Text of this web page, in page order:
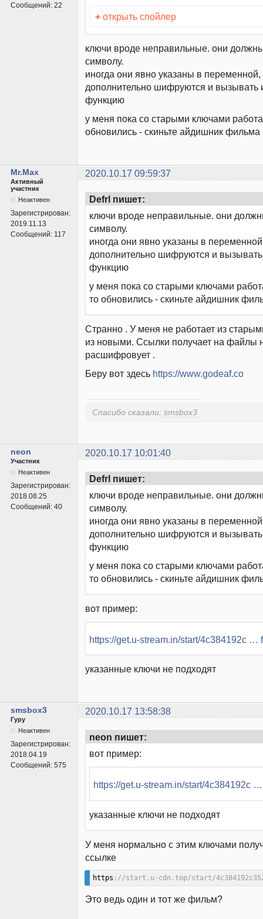
Сообщений: 22
+ открыть спойлер
ключи вроде неправильные. они
символу.
иногда они явно указаны в переменной,
дополнительно шифруются и вызывать
функцию
у меня пока со старыми ключами
обновились - скиньте айдишник фильма
Mr.Max 2020.10.17 09:59:37
Активный
участник
Неактивен
Зарегистрирован:
2019.11.13
Сообщений: 117
Defrl пишет:
ключи вроде неправильные. они
символу.
иногда они явно указаны в
дополнительно шифруются и вызывать
функцию
у меня пока со старыми ключами
то обновились - скиньте айдишник
Странно . У меня не работает из
из новыми. Ссылки получает на файлы
расшифровует .
Беру вот здесь https://www.godeaf.co
Спасибо сказали: smsbox3
neon 2020.10.17 10:01:40
Участник
Неактивен
Зарегистрирован:
2018.08.25
Сообщений: 40
Defrl пишет:
ключи вроде неправильные. они
символу.
иногда они явно указаны в
дополнительно шифруются и вызывать
функцию
у меня пока со старыми ключами
то обновились - скиньте айдишник
вот пример:
https://get.u-stream.in/start/4c384192c …
указанные ключи не подходят
smsbox3 2020.10.17 13:58:38
Гуру
Неактивен
Зарегистрирован:
2018.04.19
Сообщений: 575
neon пишет:
вот пример:
https://get.u-stream.in/start/4c384192c
указанные ключи не подходят
У меня нормально с этим ключами
ссылке
https ://start.u-cdn.top/start/
Это ведь один и тот же фильм?